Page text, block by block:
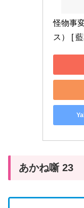
怪物事
ス） [
あかね噺 23